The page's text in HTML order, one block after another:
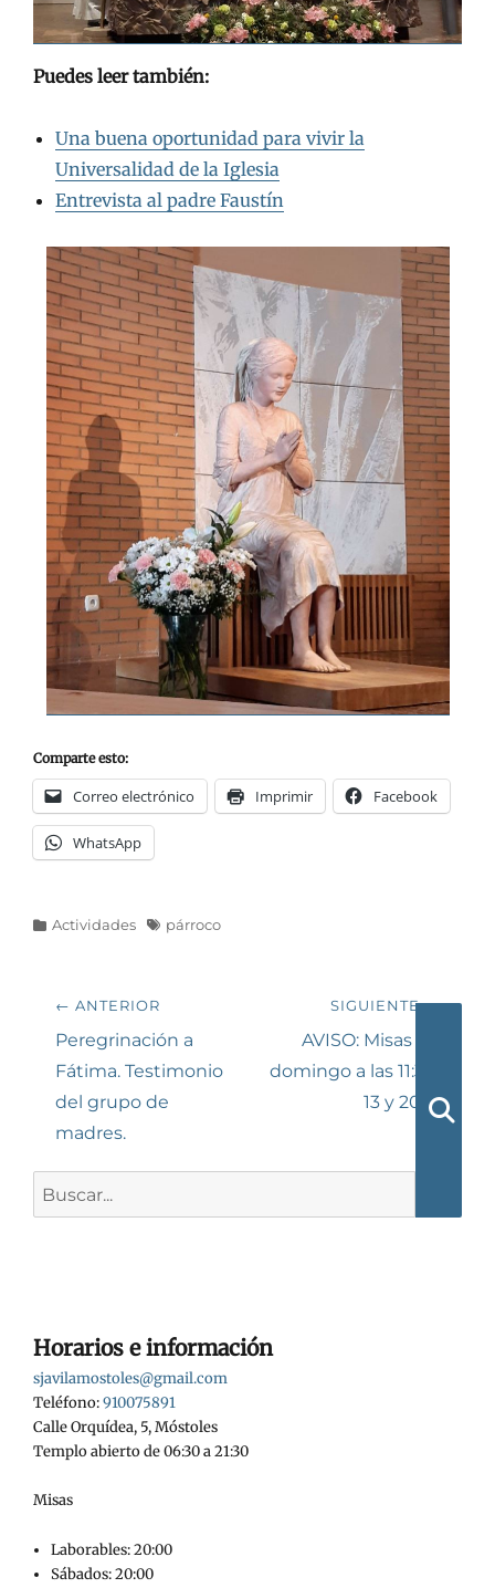
Puedes leer también:
Una buena oportunidad para vivir la
Universalidad de la Iglesia
Entrevista al padre Faustín
Comparte esto:
Correo electrónico Imprimir Facebook
WhatsApp
Categorías
Actividades Etiquetas
párroco
Navegación
de
entradas
← ANTERIOR
Entrada
anterior:
Peregrinación a
Fátima. Testimonio
del grupo de
madres.
SIGUIENTE →
Siguiente
entrada:
AVISO: Misas de
domingo a las 11:30,
13 y 20 H
Horarios e información
sjavilamostoles@gmail.com
Teléfono:910075891
Calle Orquídea, 5, Móstoles
Templo abierto de 06:30 a 21:30
Misas
Laborables: 20:00
Sábados: 20:00